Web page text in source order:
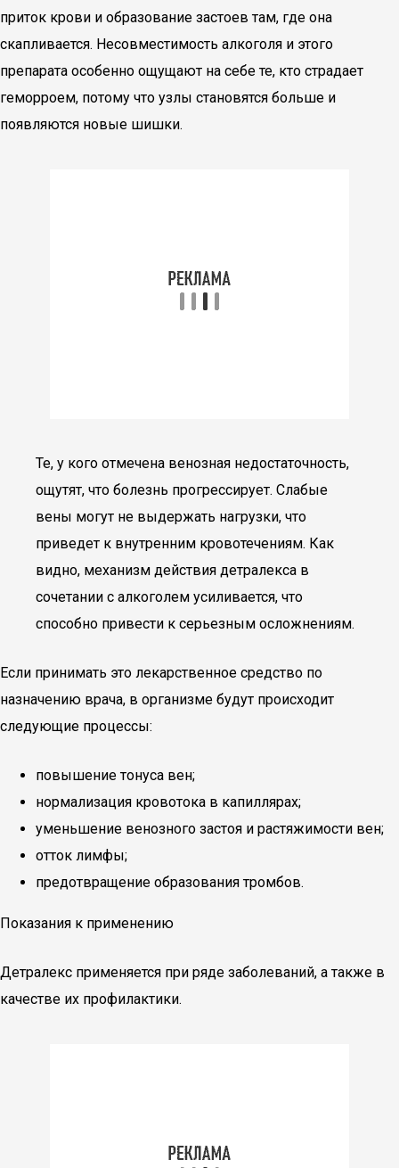
приток крови и образование застоев там, где она
скапливается. Несовместимость алкоголя и этого
препарата особенно ощущают на себе те, кто страдает
геморроем, потому что узлы становятся больше и
появляются новые шишки.
Те, у кого отмечена венозная недостаточность,
ощутят, что болезнь прогрессирует. Слабые
вены могут не выдержать нагрузки, что
приведет к внутренним кровотечениям. Как
видно, механизм действия детралекса в
сочетании с алкоголем усиливается, что
способно привести к серьезным осложнениям.
Если принимать это лекарственное средство по
назначению врача, в организме будут происходит
следующие процессы:
повышение тонуса вен;
нормализация кровотока в капиллярах;
уменьшение венозного застоя и растяжимости вен;
отток лимфы;
предотвращение образования тромбов.
Показания к применению
Детралекс применяется при ряде заболеваний, а также в
качестве их профилактики.